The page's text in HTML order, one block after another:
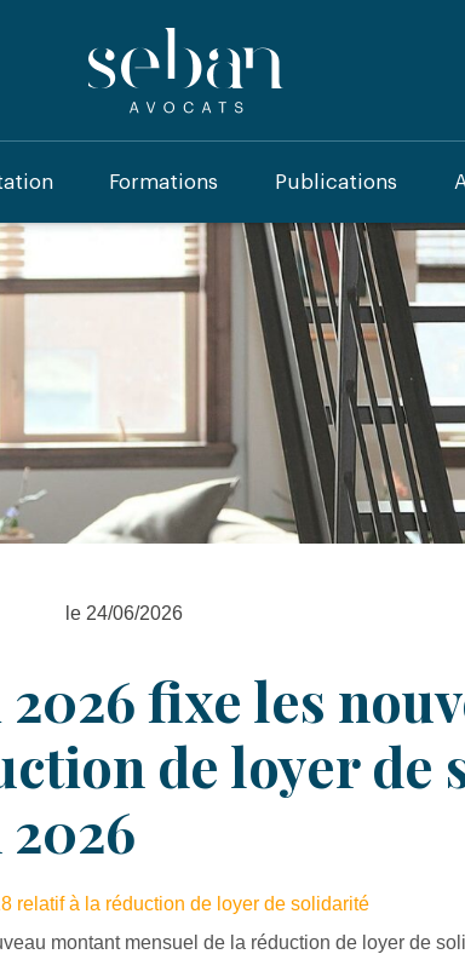
Formations Publications
le 24/06/2026
fixe les
de loyer de
relatif à la réduction de loyer de solidarité
montant mensuel de la réduction de loyer de